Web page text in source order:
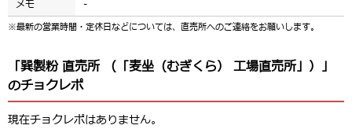
メモ -
※最新の営業時間・定休日などについては、直売所へのご連絡をお願いします。
「巽製粉 直売所 （「麦坐（むぎくら） 工場直売所」）」
のチョクレポ
現在チョクレポはありません。